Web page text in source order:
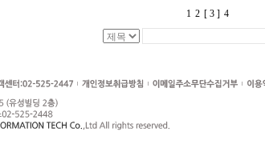
1 2 [ 3 ] 4